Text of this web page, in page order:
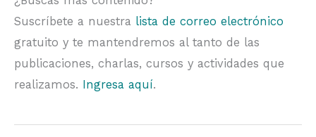
Suscríbete a nuestra lista de correo electrónico
gratuito y te mantendremos al tanto de las
publicaciones, charlas, cursos y actividades que
realizamos. Ingresa aquí.